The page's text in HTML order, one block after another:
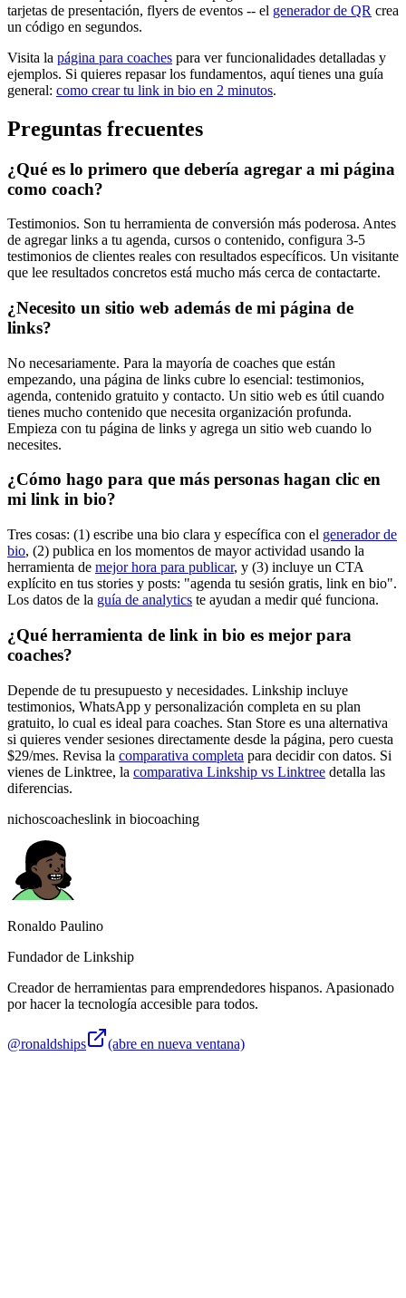
tarjetas de presentación, flyers de eventos -- el generador de QR crea
un código en segundos.
Visita la página para coaches para ver funcionalidades detalladas y
ejemplos. Si quieres repasar los fundamentos, aquí tienes una guía
general: como crear tu link in bio en 2 minutos.
Preguntas frecuentes
¿Qué es lo primero que debería agregar a mi página
como coach?
Testimonios. Son tu herramienta de conversión más poderosa. Antes
de agregar links a tu agenda, cursos o contenido, configura 3-5
testimonios de clientes reales con resultados específicos. Un visitante
que lee resultados concretos está mucho más cerca de contactarte.
¿Necesito un sitio web además de mi página de
links?
No necesariamente. Para la mayoría de coaches que están
empezando, una página de links cubre lo esencial: testimonios,
agenda, contenido gratuito y contacto. Un sitio web es útil cuando
tienes mucho contenido que necesita organización profunda.
Empieza con tu página de links y agrega un sitio web cuando lo
necesites.
¿Cómo hago para que más personas hagan clic en
mi link in bio?
Tres cosas: (1) escribe una bio clara y específica con el generador de
bio, (2) publica en los momentos de mayor actividad usando la
herramienta de mejor hora para publicar, y (3) incluye un CTA
explícito en tus stories y posts: "agenda tu sesión gratis, link en bio".
Los datos de la guía de analytics te ayudan a medir qué funciona.
¿Qué herramienta de link in bio es mejor para
coaches?
Depende de tu presupuesto y necesidades. Linkship incluye
testimonios, WhatsApp y personalización completa en su plan
gratuito, lo cual es ideal para coaches. Stan Store es una alternativa
si quieres vender sesiones directamente desde la página, pero cuesta
$29/mes. Revisa la comparativa completa para decidir con datos. Si
vienes de Linktree, la comparativa Linkship vs Linktree detalla las
diferencias.
nichoscoacheslink in biocoaching
Ronaldo Paulino
Fundador de Linkship
Creador de herramientas para emprendedores hispanos. Apasionado
por hacer la tecnología accesible para todos.
@ronaldships (abre en nueva ventana)